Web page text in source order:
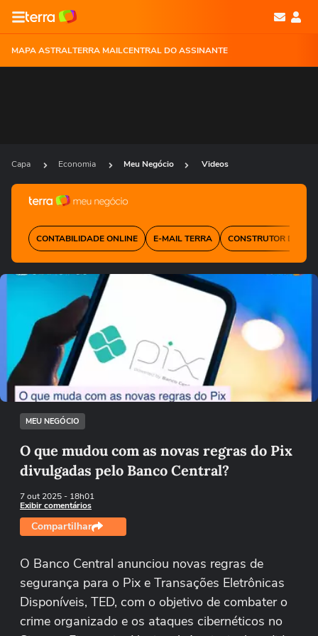
MAPA ASTRALTERRA MAILCENTRAL DO ASSINANTE
Capa Economia Meu Negócio Videos
CONTABILIDADE ONLINE E-MAIL TERRA CONSTRUTOR DE SITE
Não foi possível reproduzir o vídeo
Tentar novamente
MEU NEGÓCIO
O que mudou com as novas regras do Pix
divulgadas pelo Banco Central?
7 out 2025- 18h01
Exibir comentários
Compartilhar
O Banco Central anunciou novas regras de
segurança para o Pix e Transações Eletrônicas
Disponíveis, TED, com o objetivo de combater o
crime organizado e os ataques cibernéticos no